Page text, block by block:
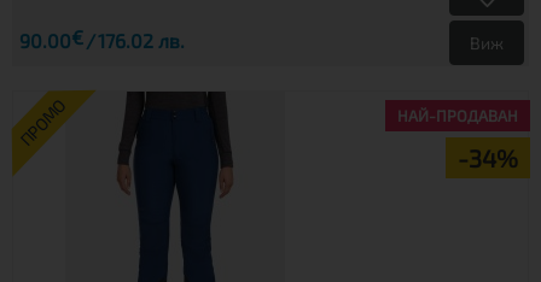
90.00€ 176.02 лв. Виж
ПРОМО
-34%
НАЙ-ПРОДАВАН